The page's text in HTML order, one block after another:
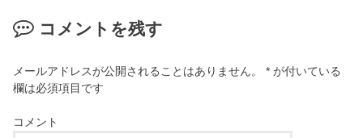
コメントを残す
メールアドレスが公開されることはありません。 * が付いている
欄は必須項目です
コメント